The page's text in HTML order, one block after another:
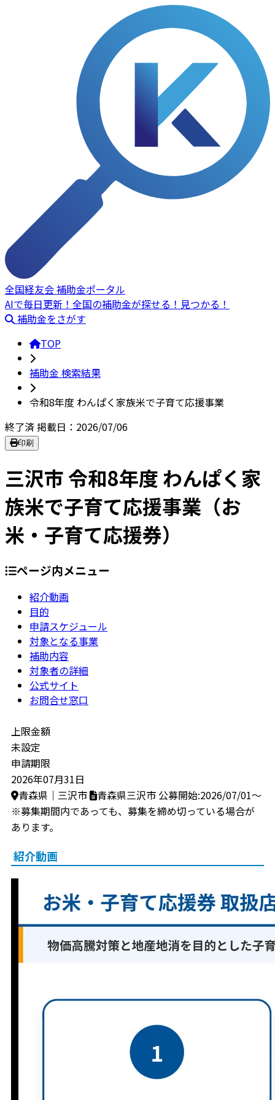
全国経友会 補助金ポータル
AIで毎日更新！全国の補助金が探せる！見つかる！
補助金をさがす
TOP
補助金 検索結果
令和8年度 わんぱく家族米で子育て応援事業
終了済掲載日：2026/07/06
印刷
三沢市 令和8年度 わんぱく家
族米で子育て応援事業（お
米・子育て応援券）
ページ内メニュー
紹介動画
目的
申請スケジュール
対象となる事業
補助内容
対象者の詳細
公式サイト
お問合せ窓口
上限金額
未設定
申請期限
2026年07月31日
青森県｜三沢市
青森県三沢市 公募開始:2026/07/01～
※募集期間内であっても、募集を締め切っている場合が
あります。
紹介動画